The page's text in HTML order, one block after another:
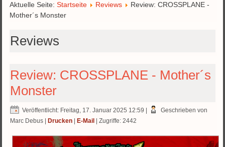
Aktuelle Seite:Startseite Reviews
Review: CROSSPLANE -
Mother´s Monster
Reviews
Review: CROSSPLANE - Mother´s
Monster
Veröffentlicht: Freitag, 17. Januar 2025 12:59
Geschrieben von
Marc Debus
Drucken E-Mail | Zugriffe: 2442